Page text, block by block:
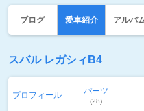
ブログ 愛車紹介 アルバ
スバル レガシィB4
プロフィール パーツ
(28)